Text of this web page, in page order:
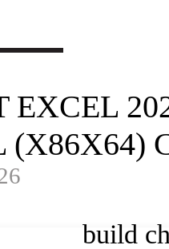
EXCEL
(X86X64)
build